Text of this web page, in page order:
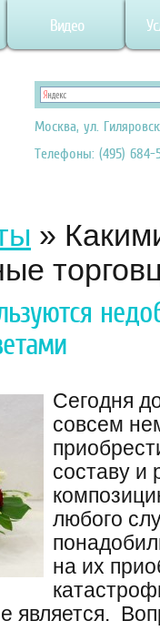
Видео
Москва, ул.
Телефоны: (495) 684-
»
Сегодня
совсем
составу и
любого
на их
является.